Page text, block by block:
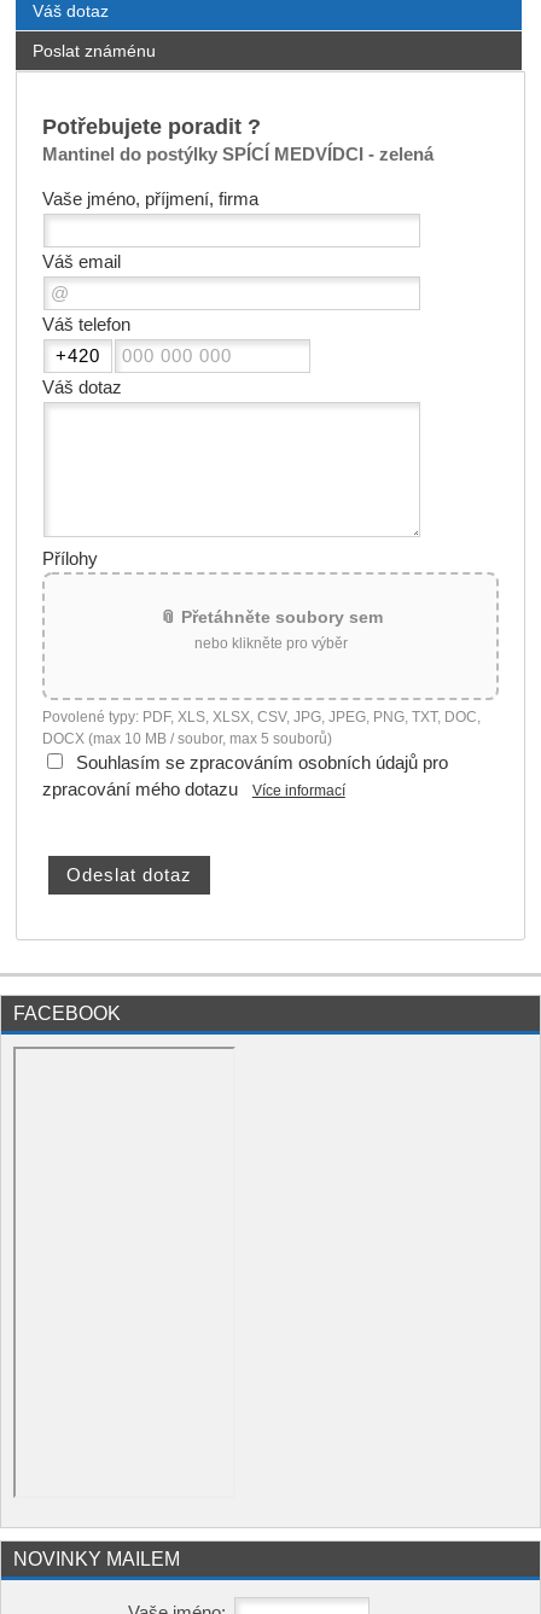
Váš dotaz
Poslat známénu
Potřebujete poradit ?
Mantinel do postýlky SPÍCÍ MEDVÍDCI - zelená
Vaše jméno, příjmení, firma
Váš email
Váš telefon
Váš dotaz
Přílohy
📎 Přetáhněte soubory sem
nebo klikněte pro výběr
Povolené typy: PDF, XLS, XLSX, CSV, JPG, JPEG, PNG, TXT, DOC,
DOCX (max 10 MB / soubor, max 5 souborů)
Souhlasím se zpracováním osobních údajů pro
zpracování mého dotazu
Více informací
FACEBOOK
NOVINKY MAILEM